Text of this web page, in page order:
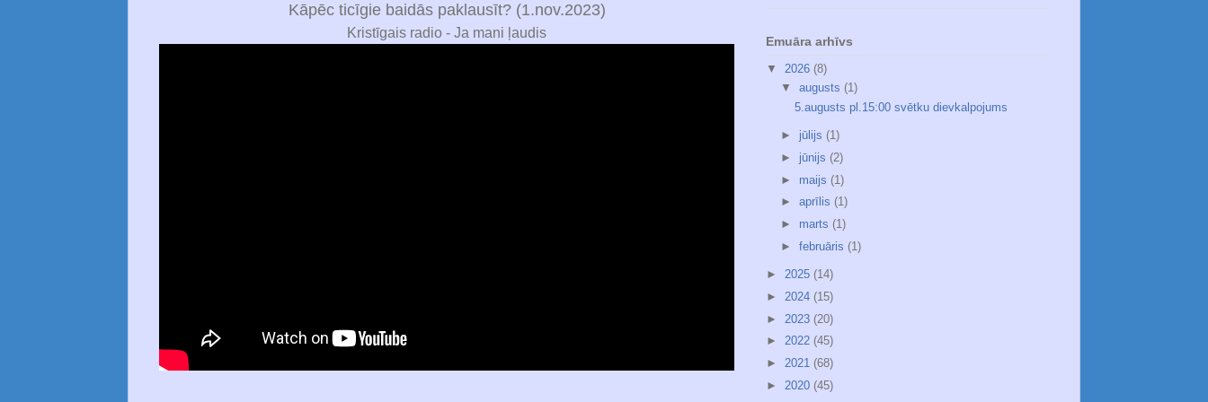
Kāpēc ticīgie baidās paklausīt? (1.nov.2023)
Kristīgais radio - Ja mani ļaudis
Emuāra arhīvs
▼ 2026 (8)
▼ augusts (1)
5.augusts pl.15:00 svētku dievkalpojums
► jūlijs (1)
► jūnijs (2)
► maijs (1)
► aprīlis (1)
► marts (1)
► februāris (1)
► 2025 (14)
► 2024 (15)
► 2023 (20)
► 2022 (45)
► 2021 (68)
► 2020 (45)